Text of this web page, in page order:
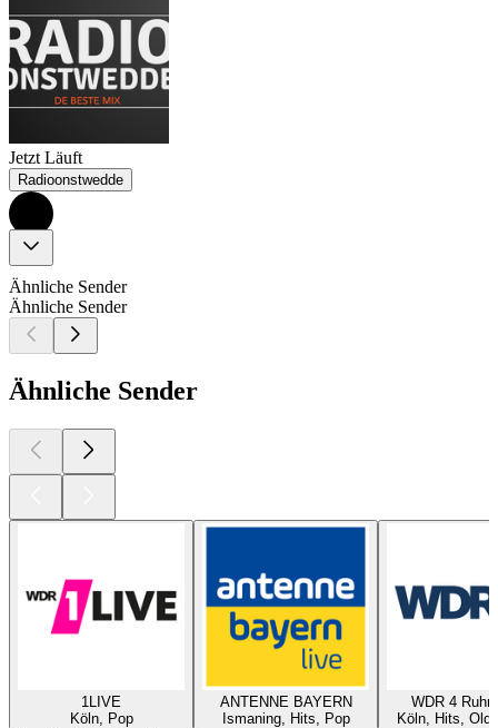
Jetzt Läuft
Radioonstwedde
Ähnliche Sender
Ähnliche Sender
Ähnliche Sender
1LIVE
Köln, Pop
ANTENNE BAYERN
Ismaning, Hits, Pop
WDR 4
Köln, Hits,